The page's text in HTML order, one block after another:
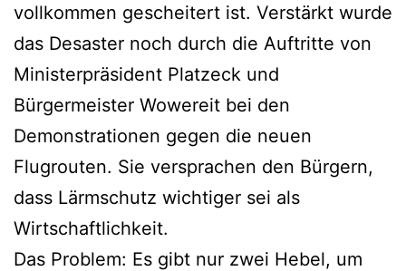
vollkommen gescheitert ist. Verstärkt wurde
das Desaster noch durch die Auftritte von
Ministerpräsident Platzeck und
Bürgermeister Wowereit bei den
Demonstrationen gegen die neuen
Flugrouten. Sie versprachen den Bürgern,
dass Lärmschutz wichtiger sei als
Wirtschaftlichkeit.
Das Problem: Es gibt nur zwei Hebel, um